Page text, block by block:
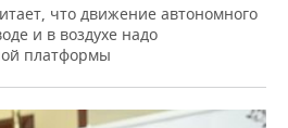
что движение автономного
и в воздухе надо
платформы